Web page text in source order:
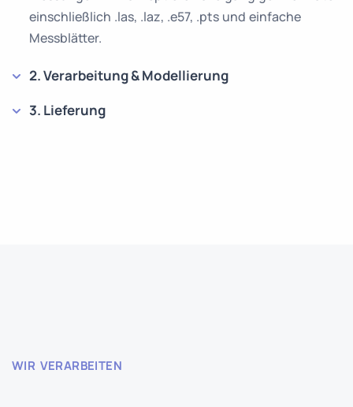
einschließlich .las, .laz, .e57, .pts und einfache
Messblätter.
2. Verarbeitung & Modellierung
3. Lieferung
WIR VERARBEITEN